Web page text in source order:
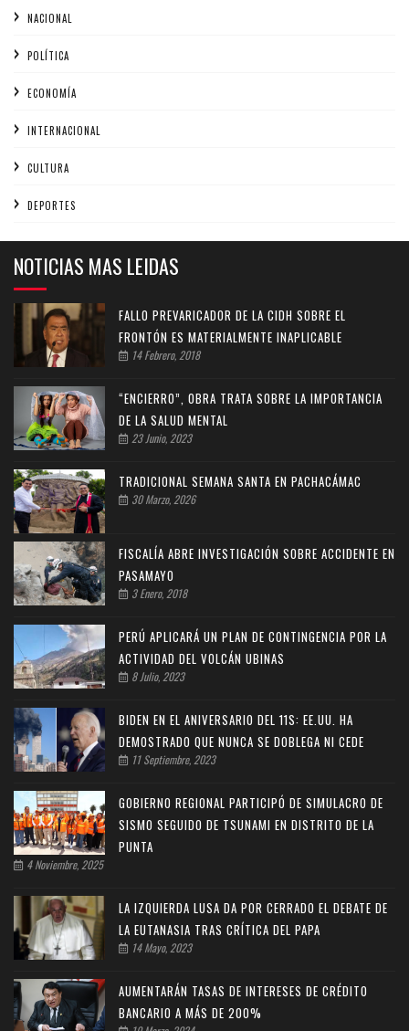
NACIONAL
POLÍTICA
ECONOMÍA
INTERNACIONAL
CULTURA
DEPORTES
NOTICIAS MAS LEIDAS
FALLO PREVARICADOR DE LA CIDH SOBRE EL
FRONTÓN ES MATERIALMENTE INAPLICABLE
14 Febrero, 2018
“ENCIERRO”, OBRA TRATA SOBRE LA IMPORTANCIA
DE LA SALUD MENTAL
23 Junio, 2023
TRADICIONAL SEMANA SANTA EN PACHACÁMAC
30 Marzo, 2026
FISCALÍA ABRE INVESTIGACIÓN SOBRE ACCIDENTE EN
PASAMAYO
3 Enero, 2018
PERÚ APLICARÁ UN PLAN DE CONTINGENCIA POR LA
ACTIVIDAD DEL VOLCÁN UBINAS
8 Julio, 2023
BIDEN EN EL ANIVERSARIO DEL 11S: EE.UU. HA
DEMOSTRADO QUE NUNCA SE DOBLEGA NI CEDE
11 Septiembre, 2023
GOBIERNO REGIONAL PARTICIPÓ DE SIMULACRO DE
SISMO SEGUIDO DE TSUNAMI EN DISTRITO DE LA
PUNTA
4 Noviembre, 2025
LA IZQUIERDA LUSA DA POR CERRADO EL DEBATE DE
LA EUTANASIA TRAS CRÍTICA DEL PAPA
14 Mayo, 2023
AUMENTARÁN TASAS DE INTERESES DE CRÉDITO
BANCARIO A MÁS DE 200%